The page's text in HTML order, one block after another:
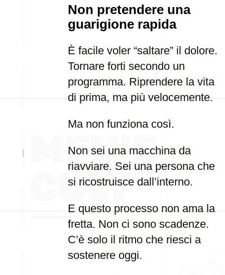
Non pretendere una
guarigione rapida
È facile voler “saltare” il dolore.
Tornare forti secondo un
programma. Riprendere la vita
di prima, ma più velocemente.
Ma non funziona così.
Non sei una macchina da
riavviare. Sei una persona che
si ricostruisce dall’interno.
E questo processo non ama la
fretta. Non ci sono scadenze.
C’è solo il ritmo che riesci a
sostenere oggi.